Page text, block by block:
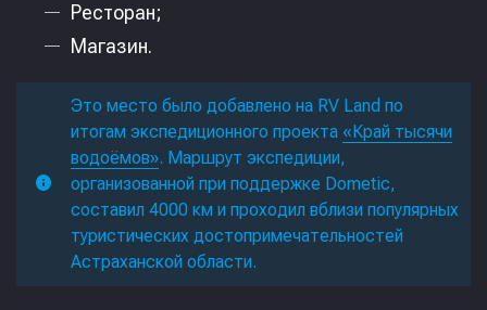
Ресторан;
Магазин.
Это место было добавлено на RV Land по
итогам экспедиционного проекта «Край тысячи
водоёмов». Маршрут экспедиции,
организованной при поддержке Dometic,
составил 4000 км и проходил вблизи популярных
туристических достопримечательностей
Астраханской области.